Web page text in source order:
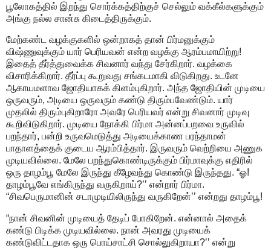
பூலோகத்தில் இறந்து சொர்க்கத்திற்குச் செல்லும் வக்கீல்களுக்கும்
அங்கு நல்ல சான்சு கிடைத்திருக்கும்.
மேற்கண்ட வழக்குகளில் ஒன்றாகத் தான் பிர்மனுக்கும்
விஷ்ணுவுக்கும் யார் பெரியவன் என்ற வழக்கு ஆரம்பமாயிற்று!
இதைத் தீர்த்துவைக்க சிவனார் வந்து சேர்கிறார். வழக்கை
விசாரிக்கிறார். தீர்ப்பு கூறுவது சங்கடமாகி விடுகிறது. உடனே
ஆகாயமளாவ ஜோதியாகக் கிளம்புகிறார். அந்த ஜோதியின் முடியை
ஒருவரும், அடியை ஒருவரும் கண்டு திரும்பவேண்டும். யார்
முதலில் திரும்புகிறாரோ அவரே பெரியவர் என்று சிவனார் முடிவு
கூறிவிடுகிறார். முடியை நோக்கி பிர்மா அன்னப்பறவை உருவில்
பறந்தார், பன்றி உருவமெடுத்து அடியைக்காண பரந்தாமன்
பாதாளத்தைக் குடைய ஆரம்பித்தார். இருவரும் வெற்றியை அணுக
முடியவில்லை. மேலே பறந்துகொண்டிருக்கும் பிர்மாவுக்கு எதிரில்
ஒரு தாழம்பூ மேலே இருந்து கீழேவந்து கொண்டு இருந்தது. “ஓ!
தாழம்பூவே எங்கிருந்து வருகிறாய்?’’ என்றார் பிர்மா.
“சிவபெருமானின் சடாமுடியிலிருந்து வருகிறேன்’’ என்றது தாழம்பூ!
“நான் சிவனின் முடியைத் தேடிப் போகிறேன். என்னால் அதைக்
கண்டு பிடிக்க முடியவில்லை. நான் அவரது முடியைக்
கண்டுவிட்டதாக ஒரு பொய்சாட்சி சொல்லுகிறாயா?’’ என்று